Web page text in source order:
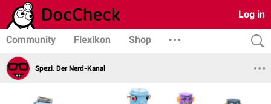
Log in
Community Flexikon Shop
Spezi. Der Nerd-Kanal